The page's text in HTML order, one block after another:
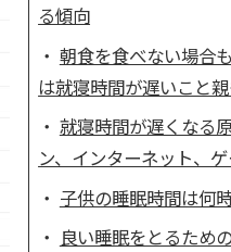
る傾向
朝食を食べない場合
は就寝時間が遅いこと
就寝時間が遅くなる
ン、インターネット、
子供の睡眠時間は何
良い睡眠をとるため